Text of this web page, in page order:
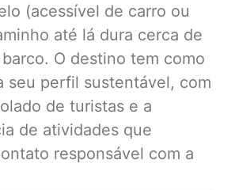
(acessível de carro ou
até lá dura cerca de
O destino tem como
seu perfil sustentável, com
de turistas e a
de atividades que
responsável com a